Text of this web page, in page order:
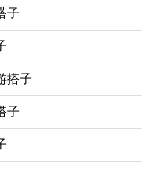
子
搭子
子